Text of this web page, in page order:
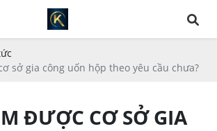
sở gia công uốn hộp theo yêu cầu chưa?
ĐƯỢC CƠ SỞ GIA